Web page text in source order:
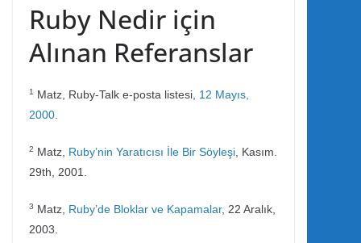
Ruby Nedir için
Alınan Referanslar
1 Matz, Ruby-Talk e-posta listesi, 12 Mayıs,
2000
2 Matz, Ruby’nin Yaratıcısı İle Bir Söyleşi , Kasım.
29th, 2001.
3 Matz, Ruby’de Bloklar ve Kapamalar, 22 Aralık,
2003.